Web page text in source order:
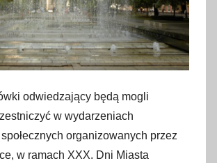
odwiedzający będą mogli
w wydarzeniach
organizowanych przez
w ramach XXX. Dni Miasta